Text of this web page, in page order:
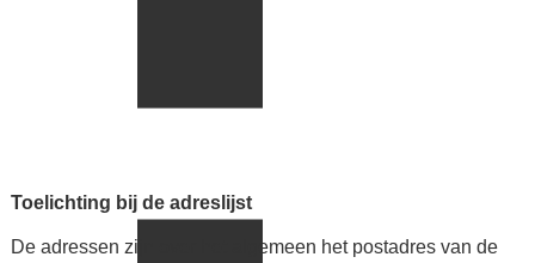
Toelichting bij de adreslijst
De adressen zijn over het algemeen het postadres van de